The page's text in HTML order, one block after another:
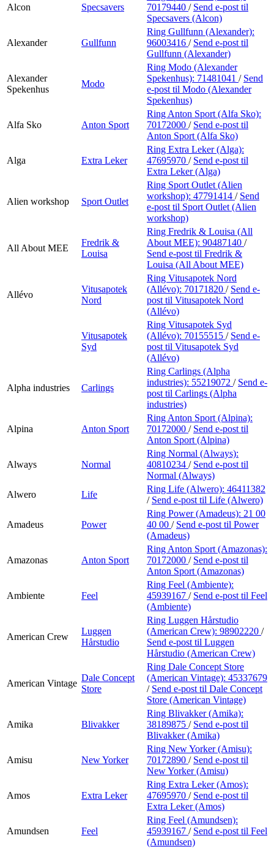
Alcon Specsavers
70179440 / Send e-post til
Specsavers (Alcon)
Alexander Gullfunn
Ring Gullfunn (Alexander):
96003416 / Send e-post til
Gullfunn (Alexander)
Alexander
Spekenhus
Modo
Ring Modo (Alexander
Spekenhus): 71481041 / Send
e-post til Modo (Alexander
Spekenhus)
Alfa Sko Anton Sport
Ring Anton Sport (Alfa Sko):
70172000 / Send e-post til
Anton Sport (Alfa Sko)
Alga Extra Leker
Ring Extra Leker (Alga):
47695970 / Send e-post til
Extra Leker (Alga)
Alien workshop Sport Outlet
Ring Sport Outlet (Alien
workshop): 47791414 / Send
e-post til Sport Outlet (Alien
workshop)
All About MEE
Fredrik &
Louisa
Ring Fredrik & Louisa (All
About MEE): 90487140 /
Send e-post til Fredrik &
Louisa (All About MEE)
Allévo
Vitusapotek
Nord
Ring Vitusapotek Nord
(Allévo): 70171820 / Send e-
post til Vitusapotek Nord
(Allévo)
Vitusapotek
Syd
Ring Vitusapotek Syd
(Allévo): 70155515 / Send e-
post til Vitusapotek Syd
(Allévo)
Alpha industries Carlings
Ring Carlings (Alpha
industries): 55219072 / Send e-
post til Carlings (Alpha
industries)
Alpina Anton Sport
Ring Anton Sport (Alpina):
70172000 / Send e-post til
Anton Sport (Alpina)
Always Normal
Ring Normal (Always):
40810234 / Send e-post til
Normal (Always)
Alwero
Life
Ring Life (Alwero): 46411382
/ Send e-post til Life (Alwero)
Amadeus Power
Ring Power (Amadeus): 21 00
40 00 / Send e-post til Power
(Amadeus)
Amazonas Anton Sport
Ring Anton Sport (Amazonas):
70172000 / Send e-post til
Anton Sport (Amazonas)
Ambiente Feel
Ring Feel (Ambiente):
45939167 / Send e-post til Feel
(Ambiente)
American Crew
Luggen
Hårstudio
Ring Luggen Hårstudio
(American Crew): 98902220 /
Send e-post til Luggen
Hårstudio (American Crew)
American Vintage
Dale Concept
Store
Ring Dale Concept Store
(American Vintage): 45337679
/ Send e-post til Dale Concept
Store (American Vintage)
Amika Blivakker
Ring Blivakker (Amika):
38189875 / Send e-post til
Blivakker (Amika)
Amisu New Yorker
Ring New Yorker (Amisu):
70172890 / Send e-post til
New Yorker (Amisu)
Amos Extra Leker
Ring Extra Leker (Amos):
47695970 / Send e-post til
Extra Leker (Amos)
Amundsen Feel
Ring Feel (Amundsen):
45939167 / Send e-post til Feel
(Amundsen)